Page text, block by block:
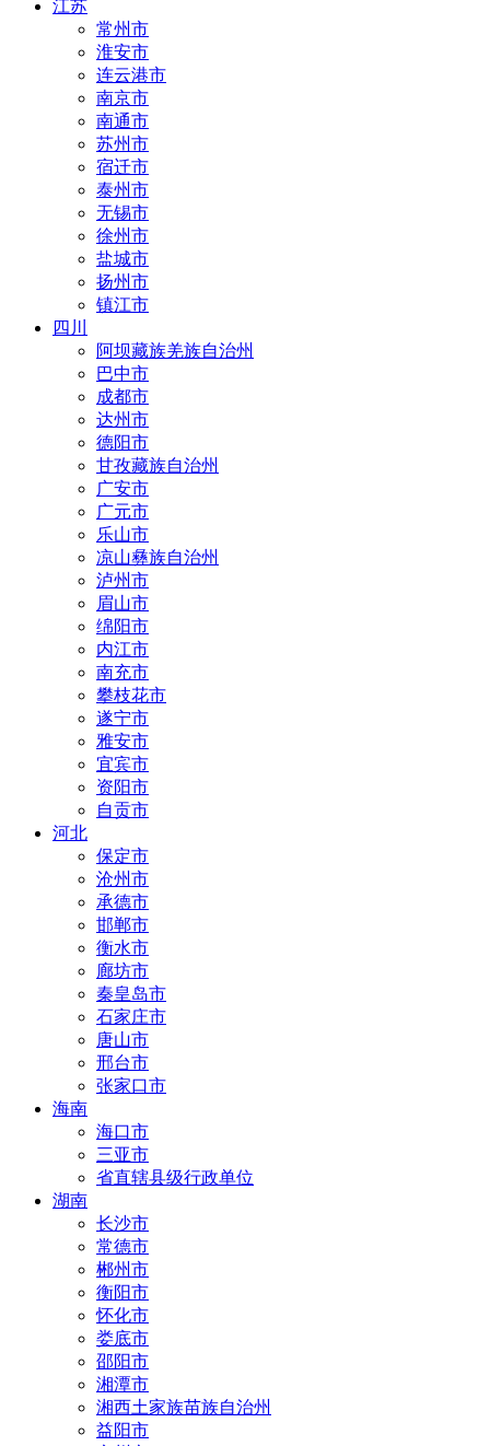
江苏
常州市
淮安市
连云港市
南京市
南通市
苏州市
宿迁市
泰州市
无锡市
徐州市
盐城市
扬州市
镇江市
四川
阿坝藏族羌族自治州
巴中市
成都市
达州市
德阳市
甘孜藏族自治州
广安市
广元市
乐山市
凉山彝族自治州
泸州市
眉山市
绵阳市
内江市
南充市
攀枝花市
遂宁市
雅安市
宜宾市
资阳市
自贡市
河北
保定市
沧州市
承德市
邯郸市
衡水市
廊坊市
秦皇岛市
石家庄市
唐山市
邢台市
张家口市
海南
海口市
三亚市
省直辖县级行政单位
湖南
长沙市
常德市
郴州市
衡阳市
怀化市
娄底市
邵阳市
湘潭市
湘西土家族苗族自治州
益阳市